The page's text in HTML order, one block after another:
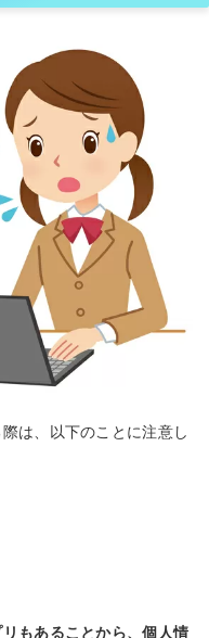
は、以下のことに注意し
もあることから、個人情